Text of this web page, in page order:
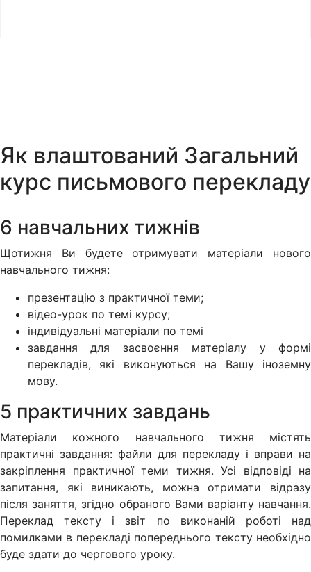
Як влаштований Загальний
курс письмового перекладу
6 навчальних тижнів
Щотижня Ви будете отримувати матеріали нового
навчального тижня:
презентацію з практичної теми;
відео-урок по темі курсу;
індивідуальні матеріали по темі
завдання для засвоєння матеріалу у формі
перекладів, які виконуються на Вашу іноземну
мову.
5 практичних завдань
Матеріали кожного навчального тижня містять
практичні завдання: файли для перекладу і вправи на
закріплення практичної теми тижня. Усі відповіді на
запитання, які виникають, можна отримати відразу
після заняття, згідно обраного Вами варіанту навчання.
Переклад тексту і звіт по виконаній роботі над
помилками в перекладі попереднього тексту необхідно
буде здати до чергового уроку.